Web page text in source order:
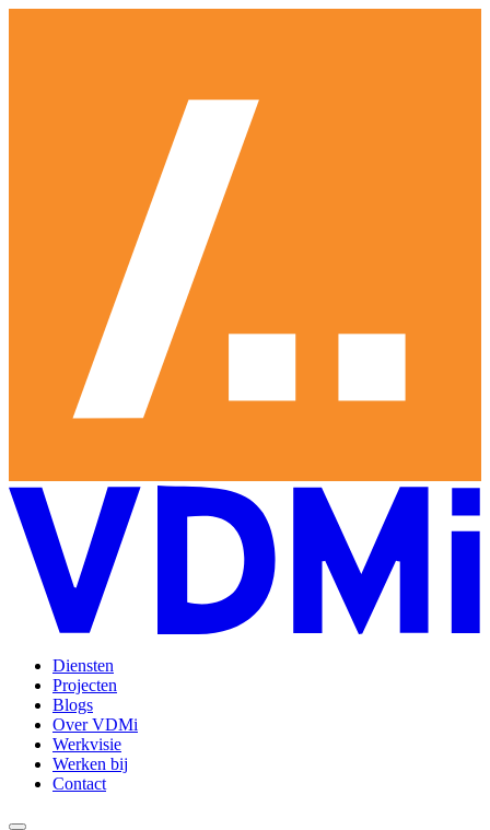
Diensten
Projecten
Blogs
Over VDMi
Werkvisie
Werken bij
Contact